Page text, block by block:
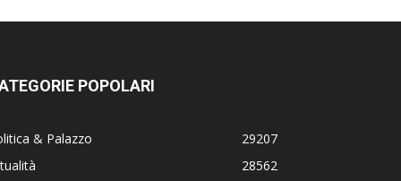
POPOLARI
& Palazzo
29207
28562